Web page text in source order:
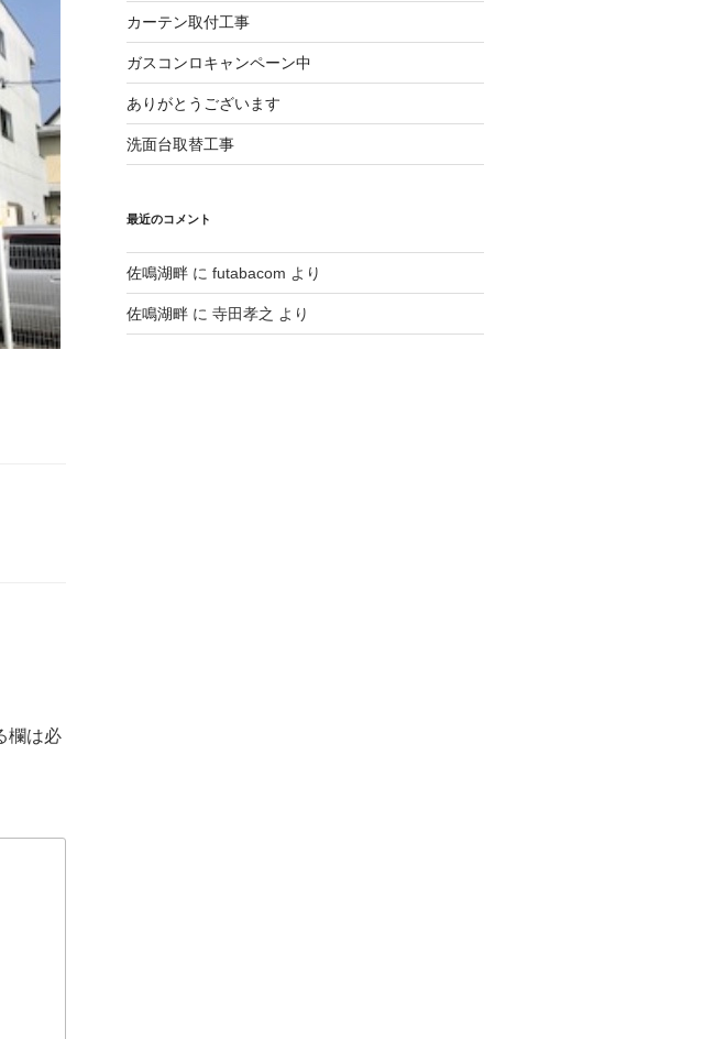
欄は必
カーテン取付工事
ガスコンロキャンペーン中
ありがとうございます
洗面台取替工事
最近のコメント
佐鳴湖畔に futabacom より
佐鳴湖畔に 寺田孝之 より